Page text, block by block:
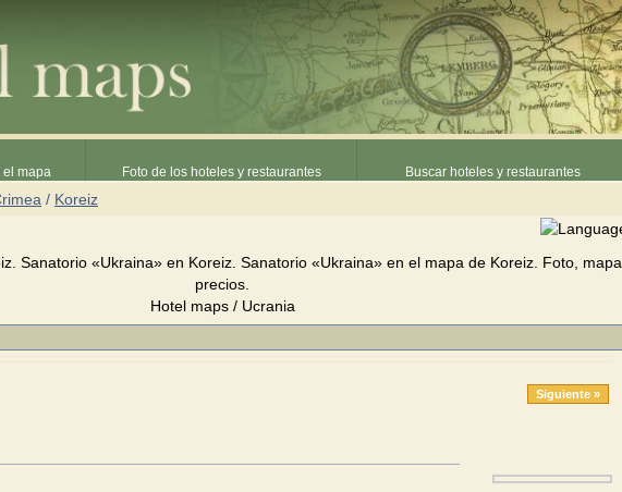
el mapa Foto de los hoteles y restaurantes Buscar hoteles y restaurantes
/ Koreiz
Sanatorio «Ukraina» en Koreiz. Sanatorio «Ukraina» en el mapa de Koreiz. Foto, mapa,
precios.
Hotel maps / Ucrania
Siguiente »